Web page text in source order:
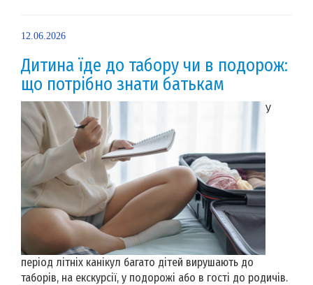
12.06.2026
Дитина їде до табору чи в подорож:
що потрібно знати батькам
У
період літніх канікул багато дітей вирушають до
таборів, на екскурсії, у подорожі або в гості до родичів.